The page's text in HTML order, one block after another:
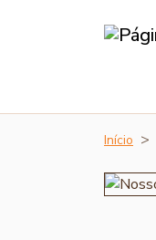
Início